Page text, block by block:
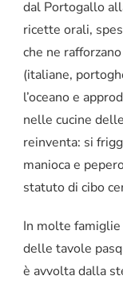
dal Portogallo
ricette orali,
che ne
(italiane,
l’oceano e
nelle cucine
reinventa: si
manioca e
statuto di cibo
In molte
delle tavole
è avvolta dalla